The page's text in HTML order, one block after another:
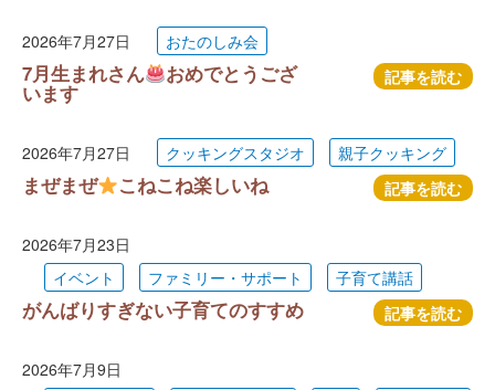
2026年7月27日 おたのしみ会
7月生まれさん おめでとうござ
います
記事を読む
2026年7月27日 クッキングスタジオ 親子クッキング
まぜまぜ こねこね楽しいね 記事を読む
2026年7月23日
イベント
ファミリー・サポート 子育て講話
がんばりすぎない子育てのすすめ 記事を読む
2026年7月9日